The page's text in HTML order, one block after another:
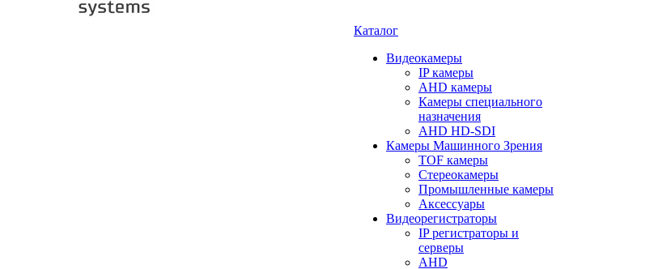
Каталог
Видеокамеры
IP камеры
AHD камеры
Камеры специального
назначения
AHD HD-SDI
Камеры Машинного Зрения
TOF камеры
Стереокамеры
Промышленные камеры
Аксессуары
Видеорегистраторы
IP регистраторы и
серверы
AHD